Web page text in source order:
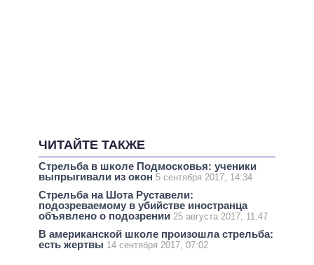
ЧИТАЙТЕ ТАКЖЕ
Стрельба в школе Подмосковья: ученики
выпрыгивали из окон 5 сентября 2017, 14:34
Стрельба на Шота Руставели:
подозреваемому в убийстве иностранца
объявлено о подозрении 25 августа 2017, 11:47
В американской школе произошла стрельба:
есть жертвы 14 сентября 2017, 07:02